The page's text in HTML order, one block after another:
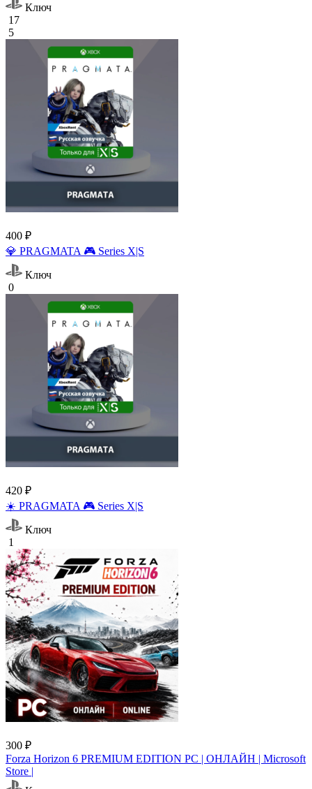
Ключ
17
5
400 ₽
💎 PRAGMATA 🎮 Series X|S
Ключ
0
420 ₽
☀️ PRAGMATA 🎮 Series X|S
Ключ
1
300 ₽
Forza Horizon 6 PREMIUM EDITION PC | ОНЛАЙН | Microsoft
Store |